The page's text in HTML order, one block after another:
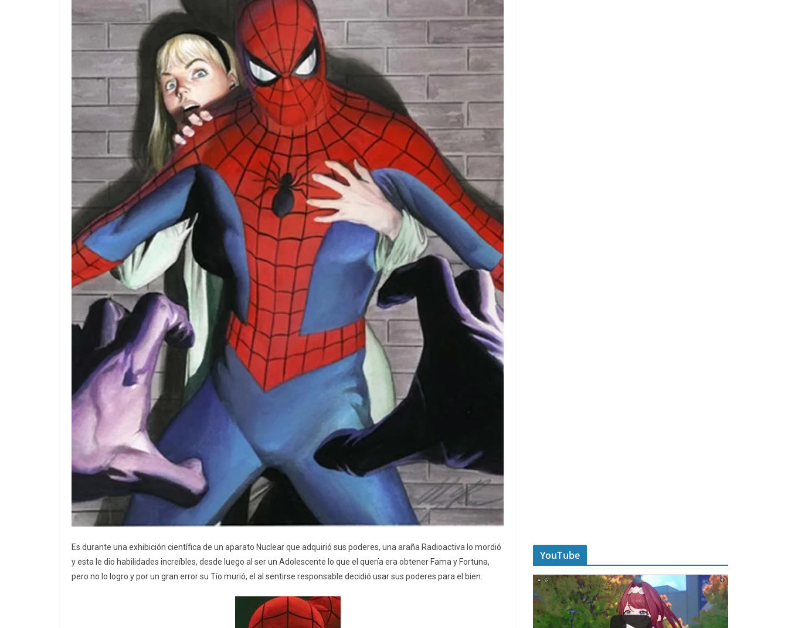
Es durante una exhibición científica de un aparato Nuclear que adquirió sus poderes, una araña Radioactiva lo mordió
y esta le dio habilidades increíbles, desde luego al ser un Adolescente lo que el quería era obtener Fama y Fortuna,
pero no lo logro y por un gran error su Tío murió, el al sentirse responsable decidió usar sus poderes para el bien.
YouTube